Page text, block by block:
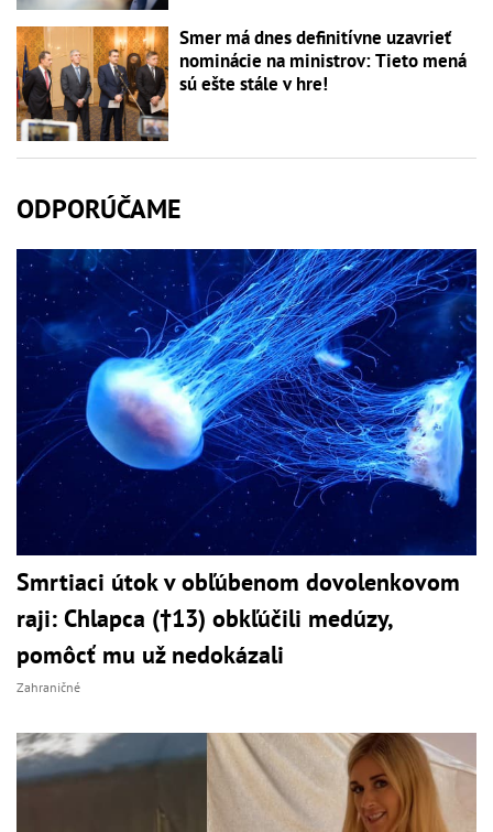
Smer má dnes definitívne uzavrieť
nominácie na ministrov: Tieto mená
sú ešte stále v hre!
ODPORÚČAME
Smrtiaci útok v obľúbenom dovolenkovom
raji: Chlapca (†13) obkľúčili medúzy,
pomôcť mu už nedokázali
Zahraničné